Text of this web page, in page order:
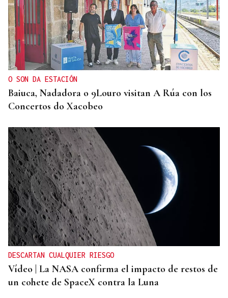
QUEN CHO DIXO
¿Sabe usted que el sosias, Donald Trump, no quiso
perderse la inauguración de la Festa do Boi de
Allariz?
O SON DA ESTACIÓN
Baiuca, Nadadora o 9Louro visitan A Rúa con los
Concertos do Xacobeo
DESCARTAN CUALQUIER RIESGO
Vídeo | La NASA confirma el impacto de restos de
un cohete de SpaceX contra la Luna